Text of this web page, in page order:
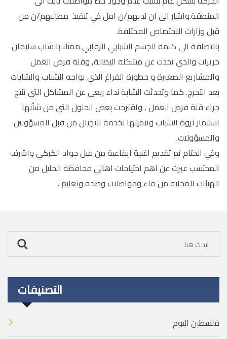
المنطقة.واشار الى ان لديهم/ن امل في تنفيذ مطالبهم/ن من
قبل وزارات الاختصاص المختلفة.
بالاضافة الى كلمة الجسم الشبابي الرقابي ممثلا بالشاب سليمان
حريزات والذي تحدث عن مشكلة البطالة, وقلة فرص العمل
والمشاريع الصغيرة و خطورة الفراغ الذي يواجه الشباب والشابات
بعد التخرج. كما وتحدثت الشابة نداء ربعي عن المشاكل التي تنتج
جراء قلة فرص العمل , واقترحت بعض الحلول التي من شأنها
استثمار ثروة الشباب وتنميتها لخدمة الاجيال من قبل المسؤولين
والمسؤولات.
وفي الختام تم تقديم اغنية ايقاعية من قبل جواد الكركي واشرف
المحتسب عبرت عن اهم احتياجات اهالي محافظة الخليل من
الهيئات المحلية من ماء ومواصلات وصحة وتعليم .
التصنيفات
فلسطين اليوم